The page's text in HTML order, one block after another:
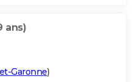
ans)
Garonne)